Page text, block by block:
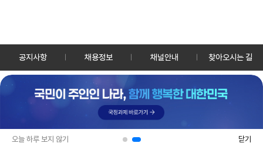
오늘 하루 보지 않기 닫기
공지사항 채용정보 채널안내 찾아오시는 길
30128 세종특별자치시 정부2청사로 13 한국정책방송원 KTV
TEL: 044-204-8000
Copyrightⓒ KTV 국민방송 All Rights Reserved.